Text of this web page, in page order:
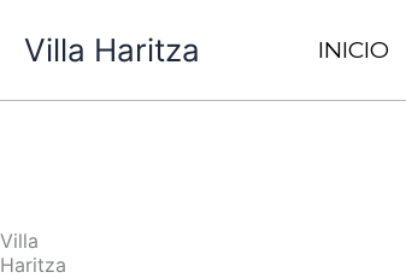
Villa Haritza INICIO
Villa
Haritza